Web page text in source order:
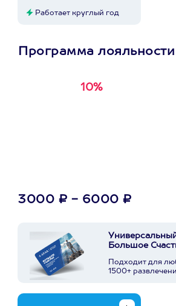
Работает круглый год
Программа лояльности
10%
3000 ₽ - 6000 ₽
Большое
Подходит для
1500+